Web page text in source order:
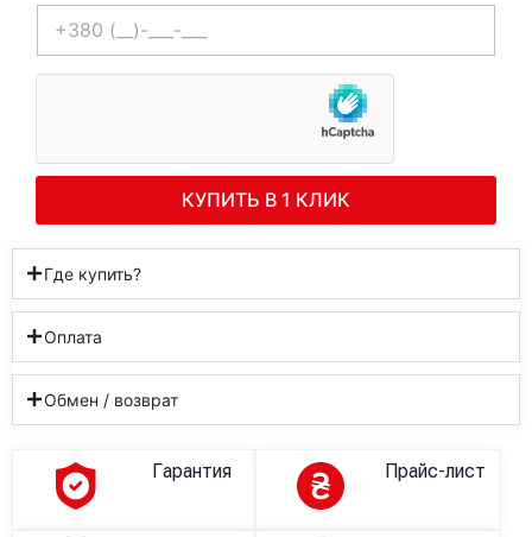
Телефон*
КУПИТЬ В 1 КЛИК
Где купить?
Оплата
Обмен / возврат
Гарантия Прайс-лист